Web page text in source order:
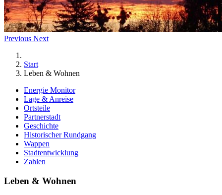
Previous Next
Start
Leben & Wohnen
Energie Monitor
Lage & Anreise
Ortsteile
Partnerstadt
Geschichte
Historischer Rundgang
Wappen
Stadtentwicklung
Zahlen
Leben & Wohnen